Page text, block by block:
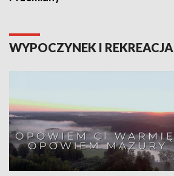
WYPOCZYNEK I REKREACJA